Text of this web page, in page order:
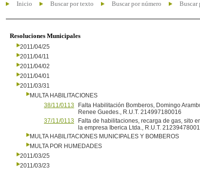
Inicio Buscar por texto Buscar por número Buscar
Resoluciones Municipales
2011/04/25
2011/04/11
2011/04/02
2011/04/01
2011/03/31
MULTA HABILITACIONES
38/11/0113
Falta Habilitación Bomberos, Domingo
Renee Guedes., R.U.T. 214997180016
37/11/0113
Falta de habilitaciones, recarga de gas, sito
la empresa Iberica Ltda., R.U.T.
MULTA HABILITACIONES MUNICIPALES Y BOMBEROS
MULTA POR HUMEDADES
2011/03/25
2011/03/23